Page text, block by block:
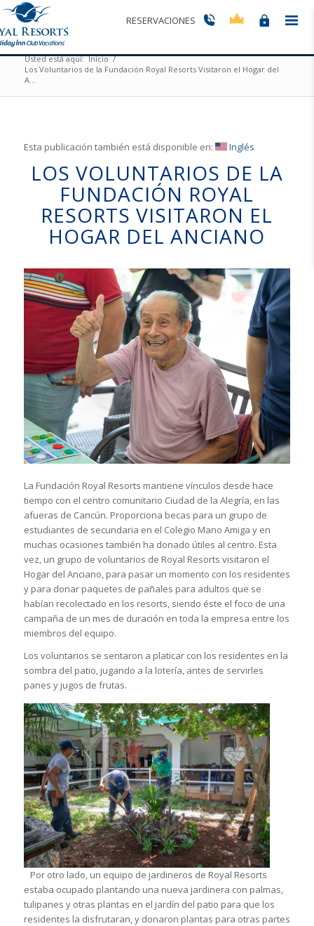
RESERVACIONES
Los Voluntarios de la Fundación Royal Resorts
Visitaron el Hogar del Anciano
Usted está aquí: Inicio /
Los Voluntarios de la Fundación Royal Resorts Visitaron el Hogar del
A...
Esta publicación también está disponible en: Inglés
LOS VOLUNTARIOS DE LA
FUNDACIÓN ROYAL
RESORTS VISITARON EL
HOGAR DEL ANCIANO
La Fundación Royal Resorts mantiene vínculos desde hace
tiempo con el centro comunitario Ciudad de la Alegría, en las
afueras de Cancún. Proporciona becas para un grupo de
estudiantes de secundaria en el Colegio Mano Amiga y en
muchas ocasiones también ha donado útiles al centro. Esta
vez, un grupo de voluntarios de Royal Resorts visitaron el
Hogar del Anciano, para pasar un momento con los residentes
y para donar paquetes de pañales para adultos que se
habían recolectado en los resorts, siendo éste el foco de una
campaña de un mes de duración en toda la empresa entre los
miembros del equipo.
Los voluntarios se sentaron a platicar con los residentes en la
sombra del patio, jugando a la lotería, antes de servirles
panes y jugos de frutas.
Por otro lado, un equipo de jardineros de Royal Resorts
estaba ocupado plantando una nueva jardinera con palmas,
tulipanes y otras plantas en el jardín del patio para que los
residentes la disfrutaran, y donaron plantas para otras partes